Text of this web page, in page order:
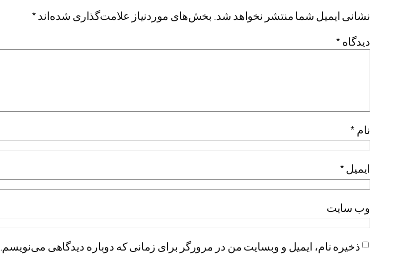
نشانی ایمیل شما منتشر نخواهد شد. بخش‌های موردنیاز علامت‌گذاری شده‌اند*
دیدگاه *
نام *
ایمیل*
وب‌ سایت
ذخیره نام، ایمیل و وبسایت من در مرورگر برای زمانی که دوباره دیدگاهی می‌نویسم.